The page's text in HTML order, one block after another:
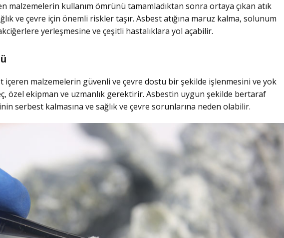
malzemelerin kullanım ömrünü tamamladıktan sonra ortaya çıkan atık
ve çevre için önemli riskler taşır. Asbest atığına maruz kalma, solunum
yerleşmesine ve çeşitli hastalıklara yol açabilir.
içeren malzemelerin güvenli ve çevre dostu bir şekilde işlenmesini ve yok
özel ekipman ve uzmanlık gerektirir. Asbestin uygun şekilde bertaraf
serbest kalmasına ve sağlık ve çevre sorunlarına neden olabilir.